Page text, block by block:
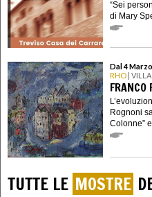
“Sei
di Mary
Dal 4
RHO |
FRANCO
Rognoni
Colonne”
TUTTE LE MOSTRE